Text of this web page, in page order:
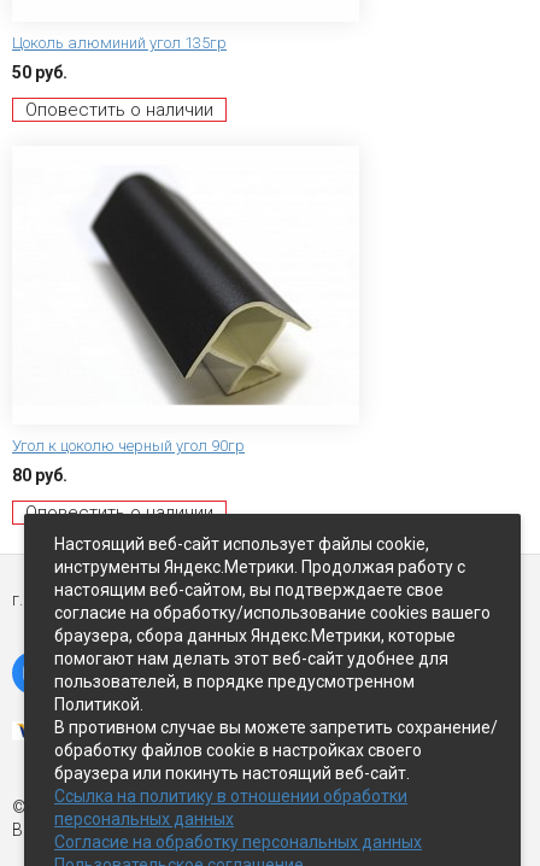
Цоколь алюминий угол 135гр
50 руб.
Оповестить о наличии
Угол к цоколю черный угол 90гр
80 руб.
Оповестить о наличии
г. Петропавловск-Камчатский,ул Восточное-шоссе, д.5
© Экспострой, 2026 г.
Все права защищены
Настоящий веб-сайт использует файлы cookie,
инструменты Яндекс.Метрики. Продолжая работу с
настоящим веб-сайтом, вы подтверждаете свое
согласие на обработку/использование cookies вашего
браузера, сбора данных Яндекс.Метрики, которые
помогают нам делать этот веб-сайт удобнее для
пользователей, в порядке предусмотренном
Политикой.
В противном случае вы можете запретить сохранение/
обработку файлов cookie в настройках своего
браузера или покинуть настоящий веб-сайт.
Ссылка на политику в отношении обработки
персональных данных
Согласие на обработку персональных данных